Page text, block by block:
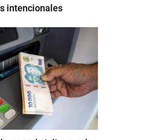
intencionales